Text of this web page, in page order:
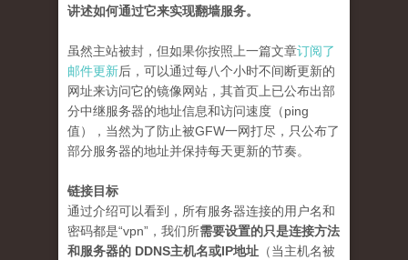
讲述如何通过它来实现翻墙服务。
虽然主站被封，但如果你按照上一篇文章订阅了
邮件更新后，可以通过每八个小时不间断更新的
网址来访问它的镜像网站，其首页上已公布出部
分中继服务器的地址信息和访问速度（ping
值），当然为了防止被GFW一网打尽，只公布了
部分服务器的地址并保持每天更新的节奏。
链接目标
通过介绍可以看到，所有服务器连接的用户名和
密码都是“vpn”，我们所需要设置的只是连接方法
和服务器的 DDNS主机名或IP地址 （当主机名被